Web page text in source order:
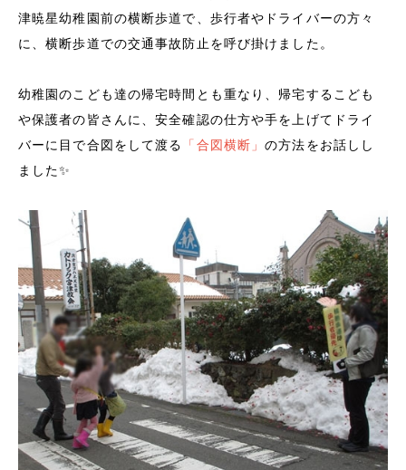
津暁星幼稚園前の横断歩道で、歩行者やドライバーの方々
に、横断歩道での交通事故防止を呼び掛けました。
幼稚園のこども達の帰宅時間とも重なり、帰宅するこども
や保護者の皆さんに、安全確認の仕方や手を上げてドライ
バーに目で合図をして渡る
「合図横断」の方法をお話しし
ました✨